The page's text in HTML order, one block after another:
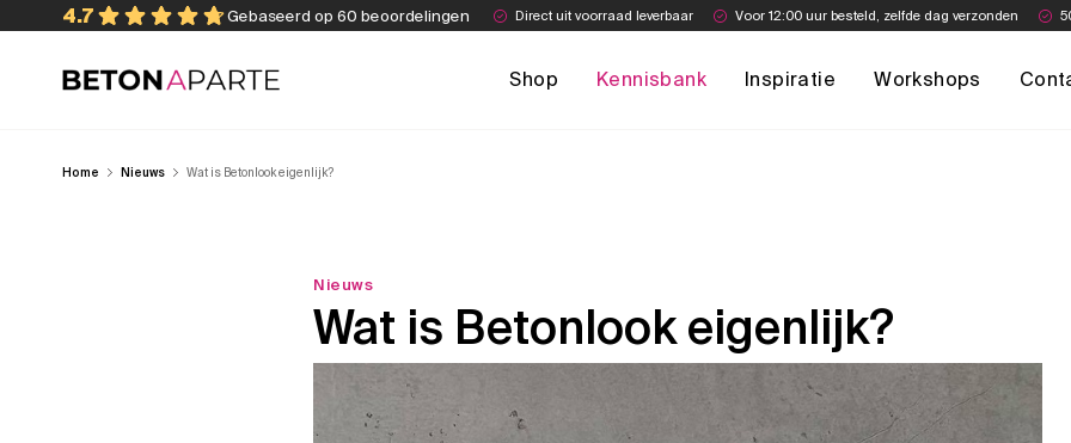
4.7 Gebaseerd op 60 beoordelingen Direct uit voorraad leverbaar Voor 12:00 uur besteld, zelfde dag verzonden
Beton Aparte Shop Kennisbank Inspiratie Workshops
Home Nieuws Wat is Betonlook eigenlijk?
Nieuws
Wat is Betonlook eigenlijk?